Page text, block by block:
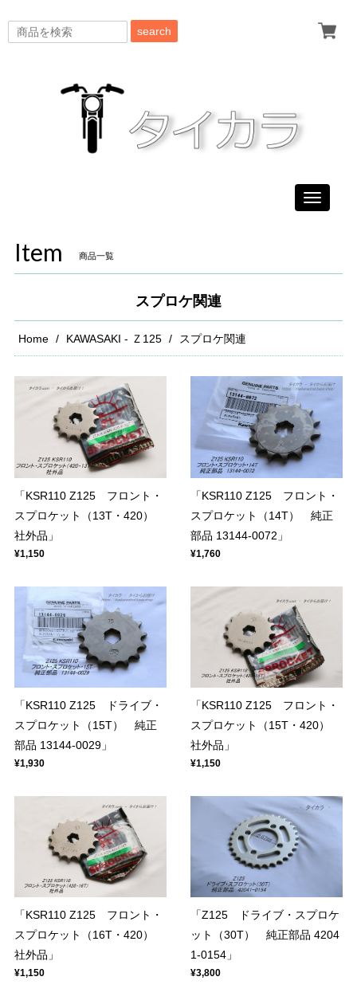
search
Toggle
Item 商品一覧
スプロケ関連
Home KAWASAKI - Ｚ125 スプロケ関連
「KSR110 Z125 フロント・
スプロケット（13T・420）
社外品」
¥1,150
「KSR110 Z125 フロント・
スプロケット（14T） 純正
部品 13144-0072」
¥1,760
「KSR110 Z125 ドライブ・
スプロケット（15T） 純正
部品 13144-0029」
¥1,930
「KSR110 Z125 フロント・
スプロケット（15T・420）
社外品」
¥1,150
「KSR110 Z125 フロント・
スプロケット（16T・420）
社外品」
¥1,150
「Z125 ドライブ・スプロケ
ット（30T） 純正部品 4204
1-0154」
¥3,800